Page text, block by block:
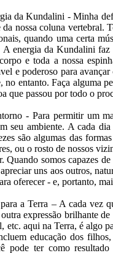
da Kundalini - Minha
da nossa coluna
quando uma certa
A energia da Kundalini
e toda a nossa
e poderoso para
no entanto. Faça alguma
que passou por todo o
- Para permitir um
seu ambiente. A cada
são algumas das
ou o rosto de nossos
Quando somos capazes
uns aos outros,
oferecer - e, portanto,
a Terra – A cada vez
expressão brilhante
etc. aqui na Terra, é algo
educação dos
pode ter como